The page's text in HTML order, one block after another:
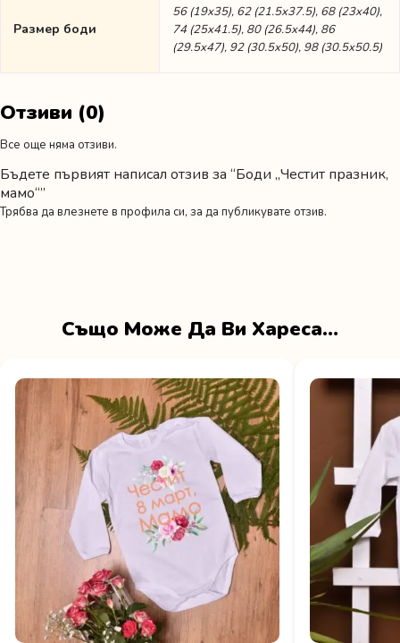
Размер боди
56 (19х35), 62 (21.5х37.5), 68 (23х40),
74 (25х41.5), 80 (26.5х44), 86
(29.5х47), 92 (30.5х50), 98 (30.5х50.5)
Отзиви (0)
Все още няма отзиви.
Бъдете първият написал отзив за “Боди „Честит празник,
мамо“”
Трябва да влезнете в профила си, за да публикувате отзив.
Също Може Да Ви Хареса…